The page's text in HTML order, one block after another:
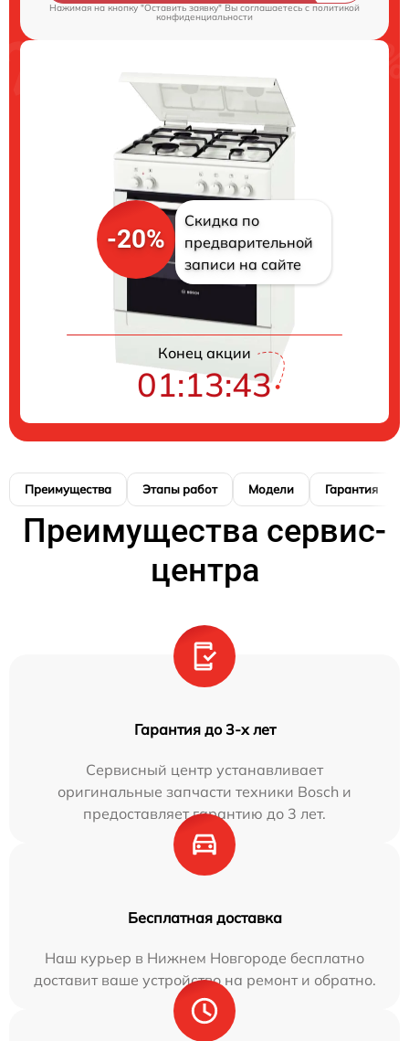
Нажимая на кнопку "Оставить заявку" Вы соглашаетесь cполитикой
конфиденциальности
-20%
Скидка по
предварительной
записи на сайте
Конец акции
01:13:42
Преимущества Этапы работ Модели Гарантия
Преимущества сервис-
центра
Гарантия до 3-х лет
Сервисный центр устанавливает
оригинальные запчасти техники Bosch и
предоставляет гарантию до 3 лет.
Бесплатная доставка
Наш курьер в Нижнем Новгороде бесплатно
доставит ваше устройство на ремонт и обратно.